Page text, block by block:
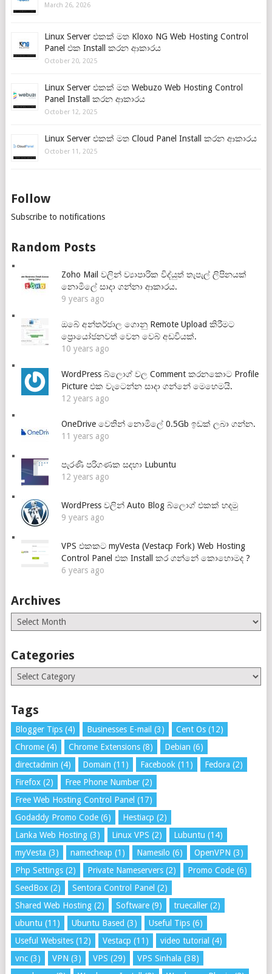
March 26, 2026
Linux Server එකක් මත Kloxo NG Web Hosting Control
Panel එක Install කරන ආකාරය
October 20, 2025
Linux Server එකක් මත Webuzo Web Hosting Control
Panel Install කරන ආකාරය
October 12, 2025
Linux Server එකක් මත Cloud Panel Install කරන ආකාරය
October 11, 2025
Follow
Subscribe to notifications
Random Posts
Zoho Mail වලින් ව්‍යාපාරික විද්යුත් තැපැල් ලිපිනයක්
නොමිලේ සාදා ගන්නා ආකාරය.
9 years ago
ඔබේ අන්තර්ජාල ගොනු Remote Upload කිරීමට
ප්‍රොයෝජනවත් වෙන වෙබ් අඩවියක්.
10 years ago
WordPress බ්ලොග් වල Comment කරනකොට Profile
Picture එක වැටෙන්න සාදා ගන්නේ මෙහෙමයි.
12 years ago
OneDrive වෙතින් නොමිලේ 0.5Gb ඉඩක් ලබා ගන්න.
11 years ago
පැරණි පරිගණක සදහා Lubuntu
12 years ago
WordPress වලින් Auto Blog බ්ලොග් එකක් හදමු
9 years ago
VPS එකකට myVesta (Vestacp Fork) Web Hosting
Control Panel එක Install කර ගන්නේ කොහොමද ?
6 years ago
Archives
Archives
Categories
Categories
Tags
Blogger Tips(4) Businesses E-mail (3) Cent Os(12)
Chrome(4) Chrome Extensions(8) Debian (6)
directadmin (4) Domain (11) Facebook (11) Fedora (2)
Firefox(2) Free Phone Number(2)
Free Web Hosting Control Panel (17)
Godaddy Promo Code(6) Hestiacp (2)
Lanka Web Hosting(3) Linux VPS (2) Lubuntu (14)
myVesta (3) namecheap (1) Namesilo (6) OpenVPN (3)
Php Settings(2) Private Nameservers(2) Promo Code(6)
SeedBox(2) Sentora Control Panel (2)
Shared Web Hosting(2) Software(9) truecaller(2)
ubuntu (11) Ubuntu Based (3) Useful Tips(6)
Useful Websites(12) Vestacp (11) video tutorial (4)
vnc(3) VPN (3) VPS (29) VPS Sinhala (38)